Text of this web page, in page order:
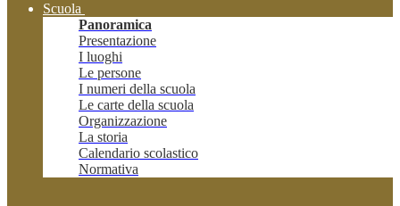
Scuola
Panoramica
Presentazione
I luoghi
Le persone
I numeri della scuola
Le carte della scuola
Organizzazione
La storia
Calendario scolastico
Normativa